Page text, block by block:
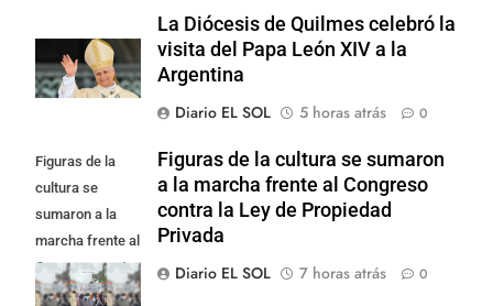
La Diócesis de Quilmes celebró la
visita del Papa León XIV a la
Argentina
Diario EL SOL
5 horas atrás 0
Figuras de la
cultura se
sumaron a la
marcha frente al
Congreso contra
la Ley de
Figuras de la cultura se sumaron
a la marcha frente al Congreso
contra la Ley de Propiedad
Privada
Diario EL SOL
7 horas atrás 0